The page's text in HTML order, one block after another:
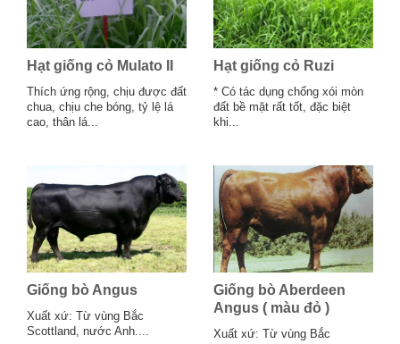
Hạt giống cỏ Mulato II
Thích ứng rộng, chịu được đất
chua, chịu che bóng, tỷ lệ lá
cao, thân lá...
Hạt giống cỏ Ruzi
* Có tác dụng chống xói mòn
đất bề mặt rất tốt, đặc biệt
khi...
Giống bò Angus
Xuất xứ: Từ vùng Bắc
Scottland, nước Anh....
Giống bò Aberdeen
Angus ( màu đỏ )
Xuất xứ: Từ vùng Bắc